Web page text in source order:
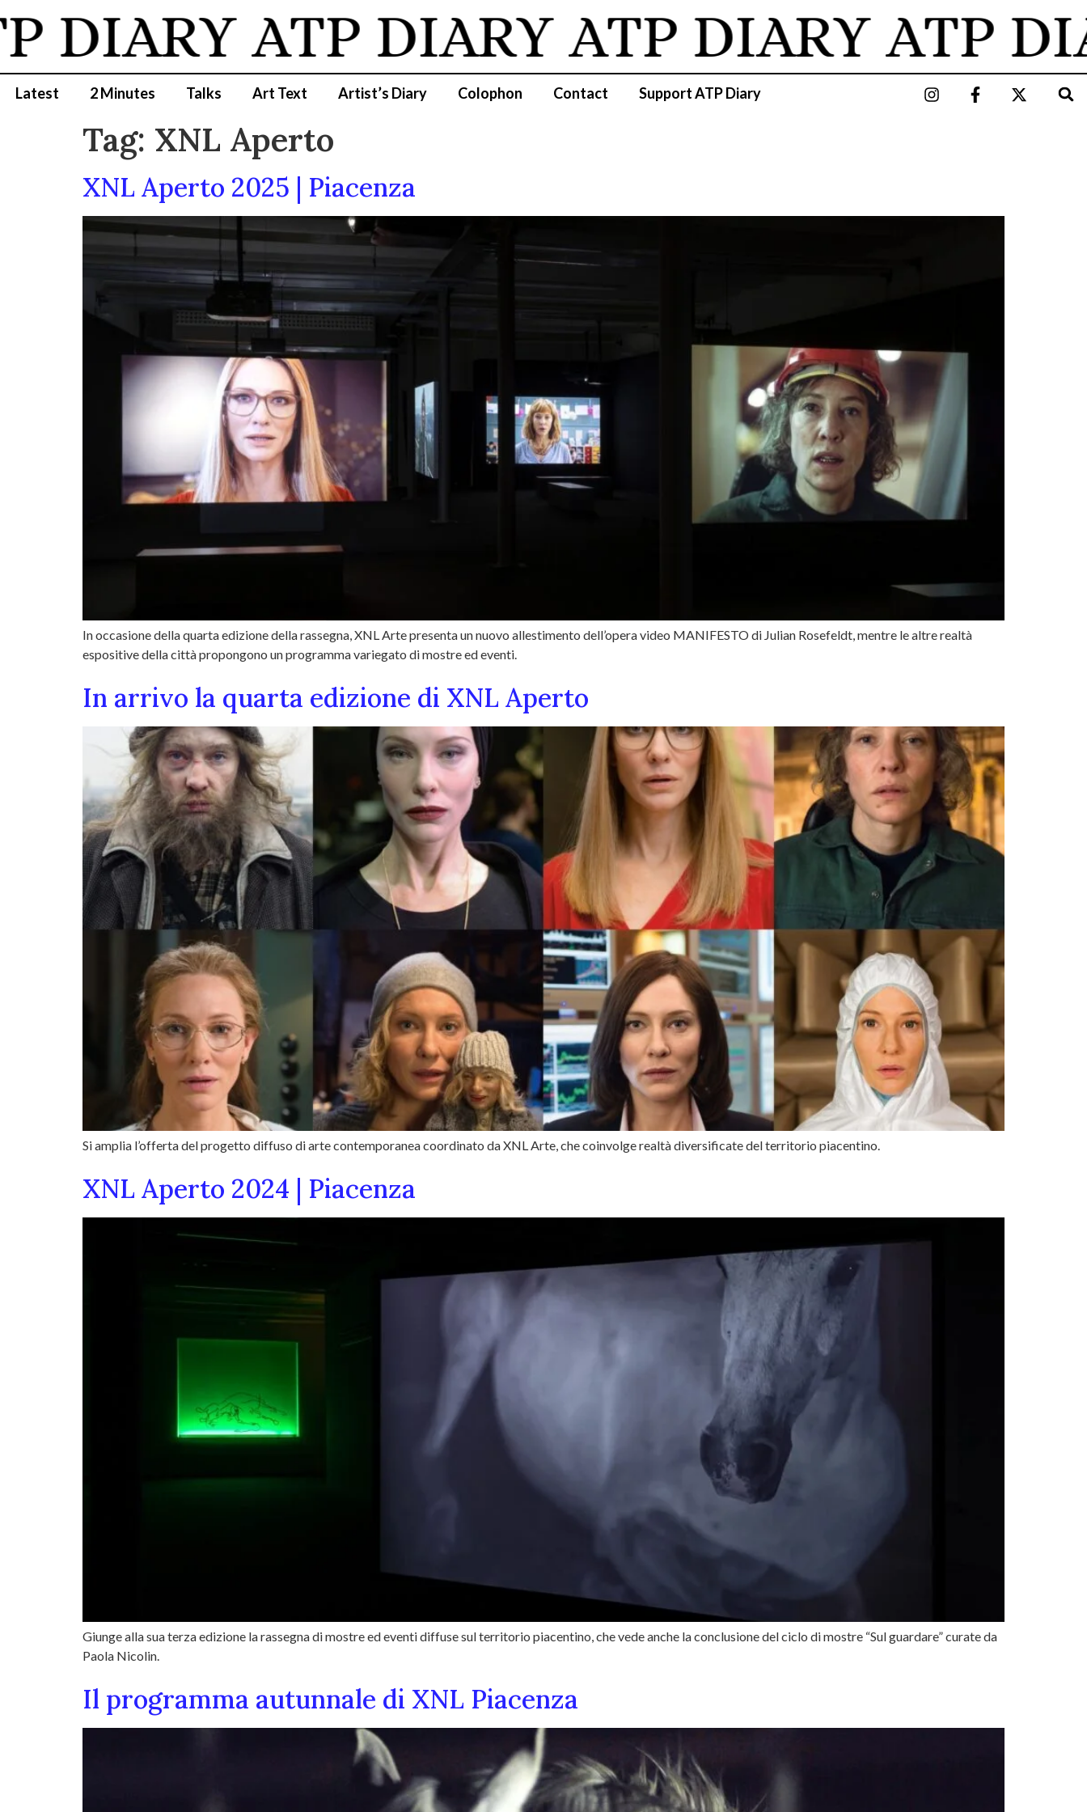
ATP DIARY ATP DIARY ATP
Latest 2 Minutes Talks Art Text Artist’s Diary Colophon Contact Support ATP Diary
Tag: XNL Aperto
XNL Aperto 2025 | Piacenza
In occasione della quarta edizione della rassegna, XNL Arte presenta un nuovo allestimento dell’opera video MANIFESTO di Julian Rosefeldt, mentre le altre realtà
espositive della città propongono un programma variegato di mostre ed eventi.
In arrivo la quarta edizione di XNL Aperto
Si amplia l’offerta del progetto diffuso di arte contemporanea coordinato da XNL Arte, che coinvolge realtà diversificate del territorio piacentino.
XNL Aperto 2024 | Piacenza
Giunge alla sua terza edizione la rassegna di mostre ed eventi diffuse sul territorio piacentino, che vede anche la conclusione del ciclo di mostre “Sul guardare” curate da
Paola Nicolin.
Il programma autunnale di XNL Piacenza